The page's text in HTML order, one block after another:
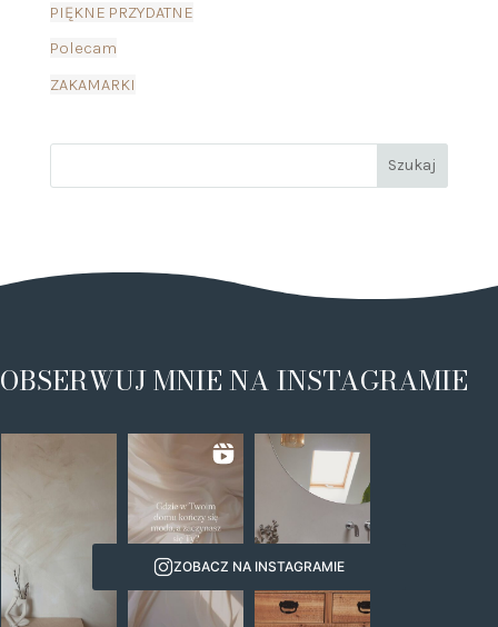
PIĘKNE PRZYDATNE
Polecam
ZAKAMARKI
OBSERWUJ MNIE NA INSTAGRAMIE
ZOBACZ NA INSTAGRAMIE